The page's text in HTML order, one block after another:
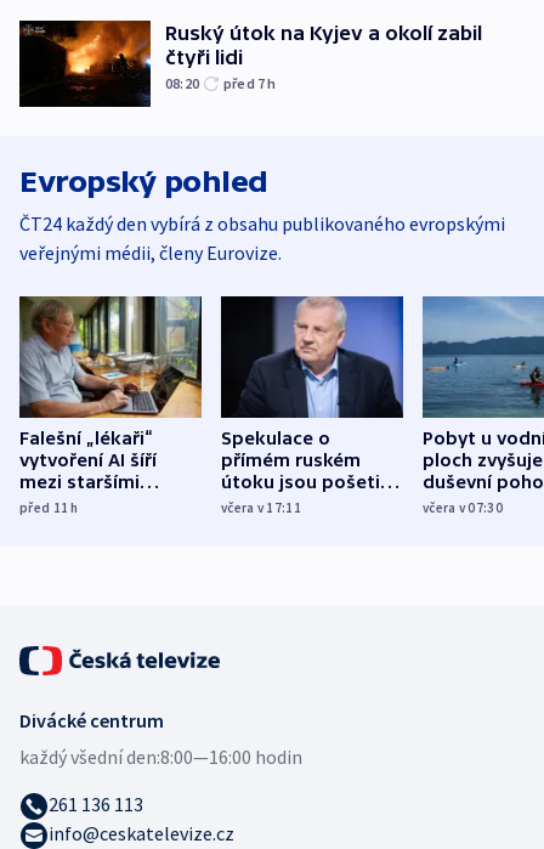
Ruský útok na Kyjev a okolí zabil
čtyři lidi
08:20 před 7h
Evropský pohled
ČT24 každý den vybírá z obsahu publikovaného evropskými
veřejnými médii, členy Eurovize.
Falešní „lékaři“
vytvoření AI šíří
mezi staršími
Poláky nebezpečné
před 11h
Spekulace o
přímém ruském
útoku jsou pošetilé,
míní estonský
včera v 17:11
Pobyt u
ploch zvyšuje
duševní
ukázala
včera v 07:30
Divácké centrum
každý všední den:8:00—16:00 hodin
261 136 113
info@ceskatelevize.cz